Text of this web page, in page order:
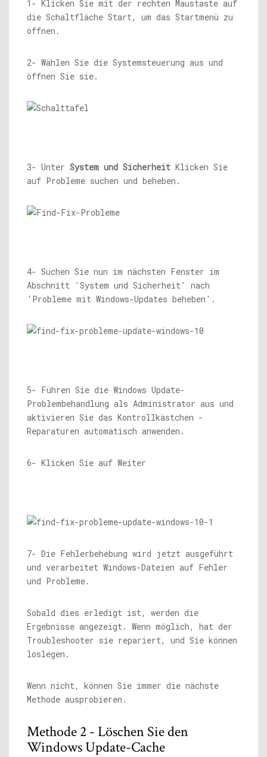
1- Klicken Sie mit der rechten Maustaste auf
die Schaltfläche Start, um das Startmenü zu
öffnen.
2- Wählen Sie die Systemsteuerung aus und
öffnen Sie sie.
3- Unter System und Sicherheit Klicken Sie
auf Probleme suchen und beheben.
4- Suchen Sie nun im nächsten Fenster im
Abschnitt 'System und Sicherheit' nach
'Probleme mit Windows-Updates beheben'.
5- Führen Sie die Windows Update-
Problembehandlung als Administrator aus und
aktivieren Sie das Kontrollkästchen -
Reparaturen automatisch anwenden.
6- Klicken Sie auf Weiter
7- Die Fehlerbehebung wird jetzt ausgeführt
und verarbeitet Windows-Dateien auf Fehler
und Probleme.
Sobald dies erledigt ist, werden die
Ergebnisse angezeigt. Wenn möglich, hat der
Troubleshooter sie repariert, und Sie können
loslegen.
Wenn nicht, können Sie immer die nächste
Methode ausprobieren.
Methode 2 - Löschen Sie den
Windows Update-Cache